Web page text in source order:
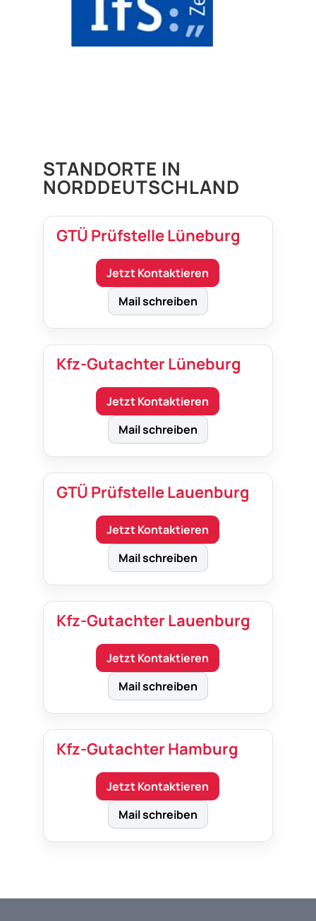
STANDORTE IN
NORDDEUTSCHLAND
GTÜ Prüfstelle Lüneburg
Jetzt Kontaktieren
Mail schreiben
Kfz-Gutachter Lüneburg
Jetzt Kontaktieren
Mail schreiben
GTÜ Prüfstelle Lauenburg
Jetzt Kontaktieren
Mail schreiben
Kfz-Gutachter Lauenburg
Jetzt Kontaktieren
Mail schreiben
Kfz-Gutachter Hamburg
Jetzt Kontaktieren
Mail schreiben